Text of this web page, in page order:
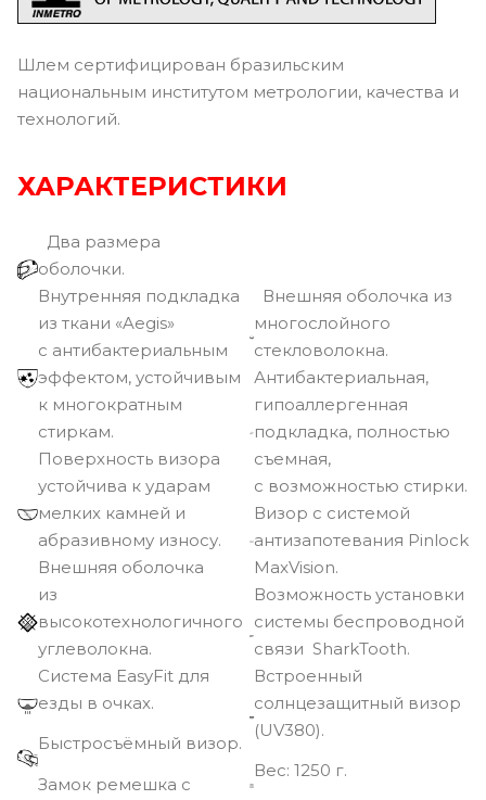
Шлем сертифицирован бразильским
национальным институтом метрологии, качества и
технологий.
ХАРАКТЕРИСТИКИ
Два размера
оболочки.
Внутренняя подкладка
из ткани «Aegis»
с антибактериальным
эффектом, устойчивым
к многократным
стиркам.
Поверхность визора
устойчива к ударам
мелких камней и
абразивному износу.
Внешняя оболочка
из
высокотехнологичного
углеволокна.
Cистема EasyFit для
езды в очках.
Быстросъёмный визор.
Замок ремешка с
Внешняя оболочка из
многослойного
стекловолокна.
Антибактериальная,
гипоаллергенная
подкладка, полностью
съемная,
с возможностью стирки.
Визор с системой
антизапотевания Pinlock
MaxVision.
Возможность установки
системы беспроводной
связи SharkTooth.
Встроенный
солнцезащитный визор
(UV380).
Вec: 1250 г.